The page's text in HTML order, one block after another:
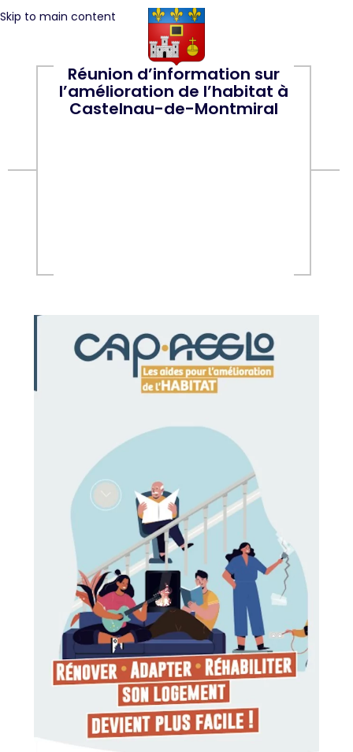
Skip to main content
Réunion d’information sur
l’amélioration de l’habitat à
Castelnau-de-Montmiral